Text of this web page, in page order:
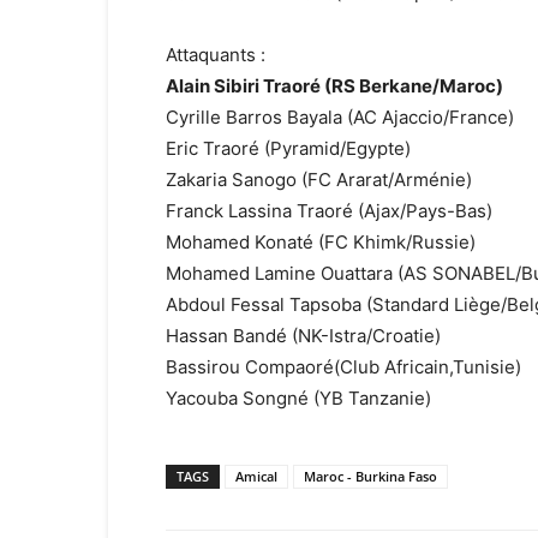
Attaquants :
Alain Sibiri Traoré (RS Berkane/Maroc)
Cyrille Barros Bayala (AC Ajaccio/France)
Eric Traoré (Pyramid/Egypte)
Zakaria Sanogo (FC Ararat/Arménie)
Franck Lassina Traoré (Ajax/Pays-Bas)
Mohamed Konaté (FC Khimk/Russie)
Mohamed Lamine Ouattara (AS SONABEL/
Abdoul Fessal Tapsoba (Standard Liège/
Hassan Bandé (NK-Istra/Croatie)
Bassirou Compaoré(Club Africain,Tunisie)
Yacouba Songné (YB Tanzanie)
TAGS Amical Maroc - Burkina Faso